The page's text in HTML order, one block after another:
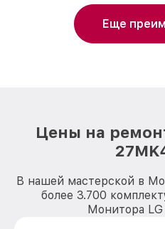
Еще
Цены на
В нашей мастерской в
более 3.700
Монитора